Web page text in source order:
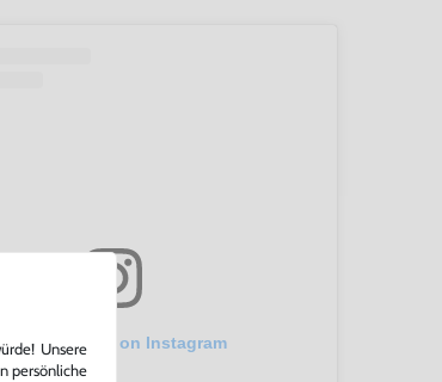
View this post on Instagram
Unsere
persönliche